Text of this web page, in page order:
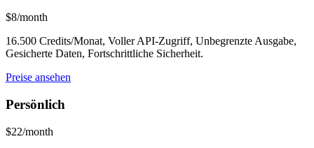
$8/month
16.500 Credits/Monat, Voller API-Zugriff, Unbegrenzte Ausgabe,
Gesicherte Daten, Fortschrittliche Sicherheit.
Preise ansehen
Persönlich
$22/month